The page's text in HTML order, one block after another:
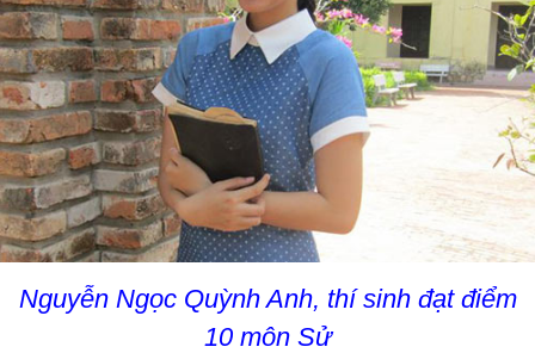
Nguyễn Ngọc Quỳnh Anh, thí sinh đạt điểm
10 môn Sử